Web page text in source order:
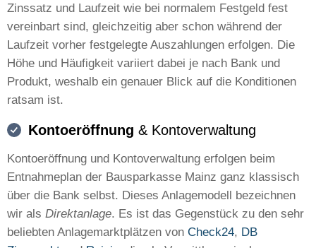
Zinssatz und Laufzeit wie bei normalem Festgeld fest
vereinbart sind, gleichzeitig aber schon während der
Laufzeit vorher festgelegte Auszahlungen erfolgen. Die
Höhe und Häufigkeit variiert dabei je nach Bank und
Produkt, weshalb ein genauer Blick auf die Konditionen
ratsam ist.
Kontoeröffnung & Kontoverwaltung
Kontoeröffnung und Kontoverwaltung erfolgen beim
Entnahmeplan der Bausparkasse Mainz ganz klassisch
über die Bank selbst. Dieses Anlagemodell bezeichnen
wir als Direktanlage. Es ist das Gegenstück zu den sehr
beliebten Anlagemarktplätzen von Check24, DB